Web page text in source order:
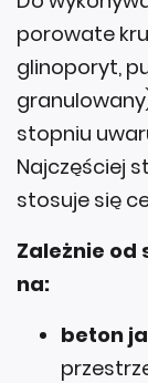
porowate
glinoporyt,
stopniu
Najczęściej
stosuje się
Zależnie
na:
beton